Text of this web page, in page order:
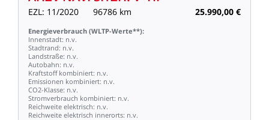
EZL: 11/2020 96786 km 25.990,00 €
Energieverbrauch (WLTP-Werte**):
Innenstadt: n.v.
Stadtrand: n.v.
Landstraße: n.v.
Autobahn: n.v.
Kraftstoff kombiniert: n.v.
Emissionen kombiniert: n.v.
CO2-Klasse: n.v.
Stromverbrauch kombiniert: n.v.
Reichweite elektrisch: n.v.
Reichweite elektrisch innerorts: n.v.